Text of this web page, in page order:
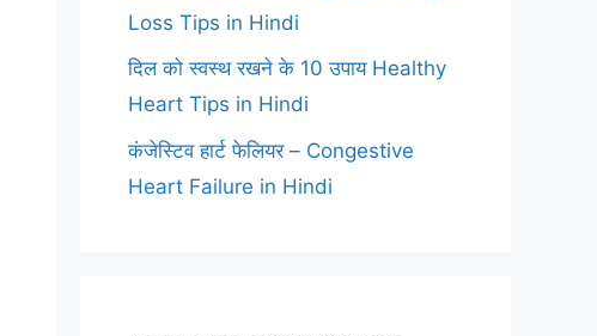
Loss Tips in Hindi
दिल को स्वस्थ रखने के 10 उपाय Healthy
Heart Tips in Hindi
कंजेस्टिव हार्ट फेलियर – Congestive
Heart Failure in Hindi